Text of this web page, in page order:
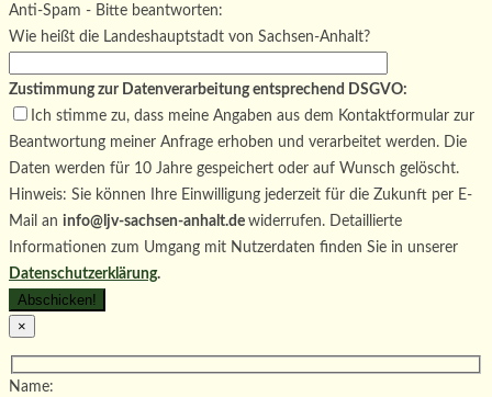
Bitte lasse dieses Feld leer.
Anti-Spam - Bitte beantworten:
Wie heißt die Landeshauptstadt von Sachsen-Anhalt?
Zustimmung zur Datenverarbeitung entsprechend DSGVO:
Ich stimme zu, dass meine Angaben aus dem Kontaktformular zur
Beantwortung meiner Anfrage erhoben und verarbeitet werden. Die
Daten werden für 10 Jahre gespeichert oder auf Wunsch gelöscht.
Hinweis: Sie können Ihre Einwilligung jederzeit für die Zukunft per E-
Mail an info@ljv-sachsen-anhalt.de widerrufen. Detaillierte
Informationen zum Umgang mit Nutzerdaten finden Sie in unserer
Datenschutzerklärung.
×
Name: